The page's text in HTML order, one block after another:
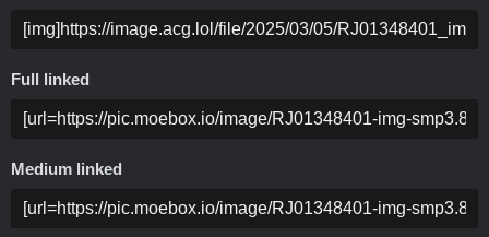
Full linked
Medium linked